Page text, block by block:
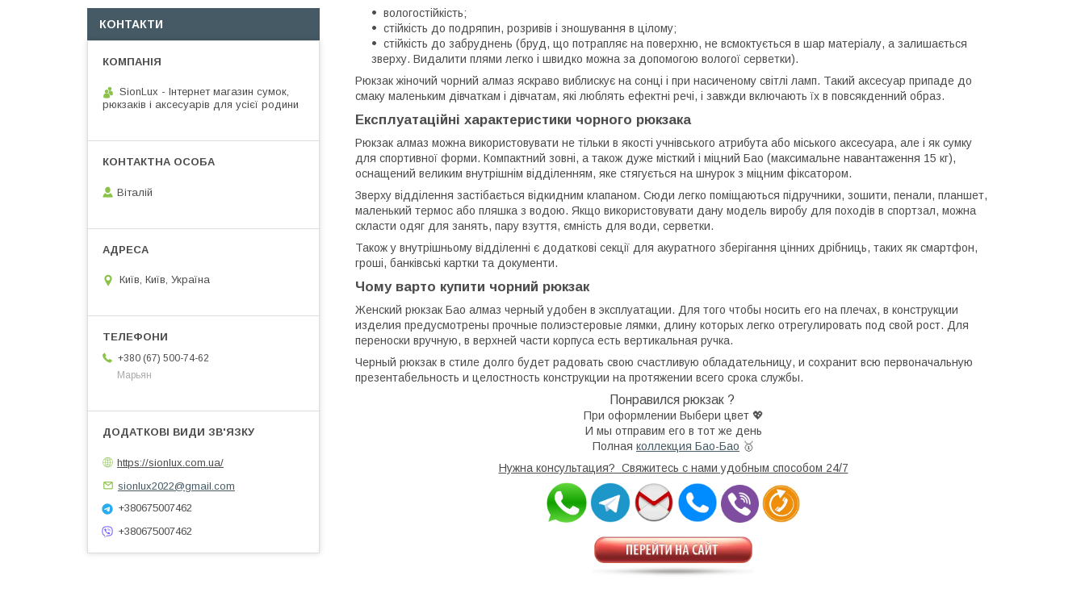
вологостійкість;
стійкість до подряпин, розривів і зношування в цілому;
стійкість до забруднень (бруд, що потрапляє на поверхню, не всмоктується в шар матеріалу, а залишається
зверху. Видалити плями легко і швидко можна за допомогою вологої серветки).
Рюкзак жіночий чорний алмаз яскраво виблискує на сонці і при насиченому світлі ламп. Такий аксесуар припаде до
смаку маленьким дівчаткам і дівчатам, які люблять ефектні речі, і завжди включають їх в повсякденний образ.
Експлуатаційні характеристики чорного рюкзака
Рюкзак алмаз можна використовувати не тільки в якості учнівського атрибута або міського аксесуара, але і як сумку
для спортивної форми. Компактний зовні, а також дуже місткий і міцний Бао (максимальне навантаження 15 кг),
оснащений великим внутрішнім відділенням, яке стягується на шнурок з міцним фіксатором.
Зверху відділення застібається відкидним клапаном. Сюди легко поміщаються підручники, зошити, пенали, планшет,
маленький термос або пляшка з водою. Якщо використовувати дану модель виробу для походів в спортзал, можна
скласти одяг для занять, пару взуття, ємність для води, серветки.
Також у внутрішньому відділенні є додаткові секції для акуратного зберігання цінних дрібниць, таких як смартфон,
гроші, банківські картки та документи.
Чому варто купити чорний рюкзак
Женский рюкзак Бао алмаз черный удобен в эксплуатации. Для того чтобы носить его на плечах, в конструкции
изделия предусмотрены прочные полиэстеровые лямки, длину которых легко отрегулировать под свой рост. Для
переноски вручную, в верхней части корпуса есть вертикальная ручка.
Черный рюкзак в стиле долго будет радовать свою счастливую обладательницу, и сохранит всю первоначальную
презентабельность и целостность конструкции на протяжении всего срока службы.
Понравился рюкзак ?
При оформлении Выбери цвет 💖
И мы отправим его в тот же день
Полная коллекция Бао-Бао 🥇
Нужна консультация? Свяжитесь с нами удобным способом 24/7
КОНТАКТИ
SionLux - Інтернет магазин сумок,
рюкзаків і аксесуарів для усієї родини
Віталій
Київ, Київ, Україна
+380 (67) 500-74-62
Марьян
https://sionlux.com.ua/
sionlux2022@gmail.com
+380675007462
+380675007462